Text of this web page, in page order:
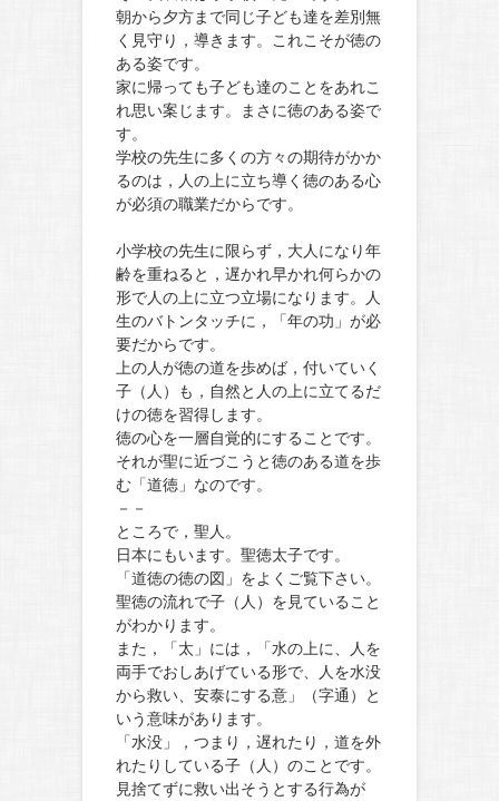
朝から夕方まで同じ子ども達を差別無
く見守り，導きます。これこそが徳の
ある姿です。
家に帰っても子ども達のことをあれこ
れ思い案じます。まさに徳のある姿で
す。
学校の先生に多くの方々の期待がかか
るのは，人の上に立ち導く徳のある心
が必須の職業だからです。
小学校の先生に限らず，大人になり年
齢を重ねると，遅かれ早かれ何らかの
形で人の上に立つ立場になります。人
生のバトンタッチに，「年の功」が必
要だからです。
上の人が徳の道を歩めば，付いていく
子（人）も，自然と人の上に立てるだ
けの徳を習得します。
徳の心を一層自覚的にすることです。
それが聖に近づこうと徳のある道を歩
む「道徳」なのです。
－－
ところで，聖人。
日本にもいます。聖徳太子です。
「道徳の徳の図」をよくご覧下さい。
聖徳の流れで子（人）を見ていること
がわかります。
また，「太」には，「水の上に、人を
両手でおしあげている形で、人を水没
から救い、安泰にする意」（字通）と
いう意味があります。
「水没」，つまり，遅れたり，道を外
れたりしている子（人）のことです。
見捨てずに救い出そうとする行為が